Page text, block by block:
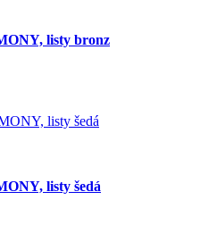
listy bronz
listy šedá